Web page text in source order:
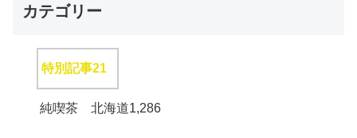
カテゴリー
特別記事21
純喫茶 北海道1,286